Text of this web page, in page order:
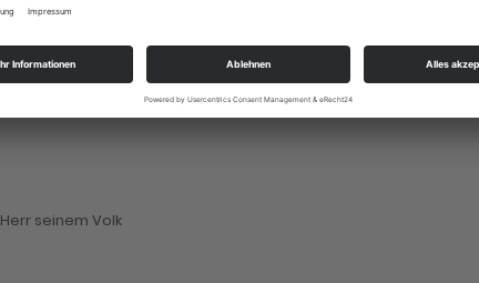
Erden
Geborgenheit
seinem Volk